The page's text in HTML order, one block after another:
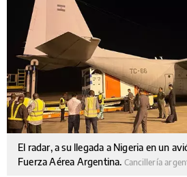
El radar, a su llegada a Nigeria en un
Fuerza Aérea Argentina. Cancillería